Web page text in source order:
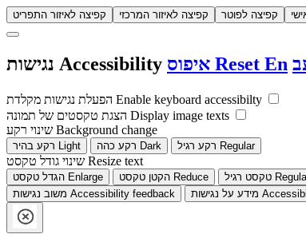
קפיצה לאיזור התפריט קפיצה לאיזור המרכזי קפיצה לפוטר
Accessibility Reset En
Enable keyboard accessibilty
Display image texts
Background change
Light Dark Regular
Resize text
Enlarge Reduce
Accessibility feedback